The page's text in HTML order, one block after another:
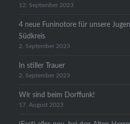
12. September 2023
4 neue Funinotore für unsere
Südkreis
2. September 2023
In stiller Trauer
2. September 2023
Wir sind beim Dorffunk!
17. August 2023